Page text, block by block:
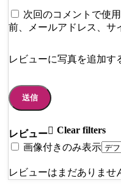
レビュー
Clear filters
画像付きのみ表示
レビューはまだありませ
次回のコメントで使
前、メールアドレス、サ
レビューに写真を追加す